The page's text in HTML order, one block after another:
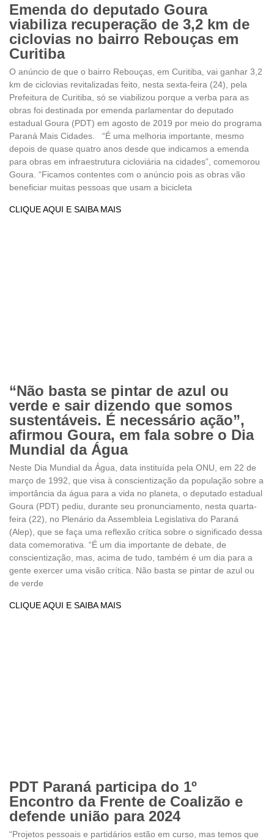
Emenda do deputado Goura
viabiliza recuperação de 3,2 km de
ciclovias no bairro Rebouças em
Curitiba
O anúncio de que o bairro Rebouças, em Curitiba, vai ganhar 3,2
km de ciclovias revitalizadas feito, nesta sexta-feira (24), pela
Prefeitura de Curitiba, só se viabilizou porque a verba para as
obras foi destinada por emenda parlamentar do deputado
estadual Goura (PDT) em agosto de 2019 por meio do programa
Paraná Mais Cidades. “É uma melhoria importante, mesmo
depois de quase quatro anos desde que indicamos a emenda
para obras em infraestrutura cicloviária na cidades”, comemorou
Goura. “Ficamos contentes com o anúncio pois as obras vão
beneficiar muitas pessoas que usam a bicicleta
CLIQUE AQUI E SAIBA MAIS
“Não basta se pintar de azul ou
verde e sair dizendo que somos
sustentáveis. É necessário ação”,
afirmou Goura, em fala sobre o Dia
Mundial da Água
Neste Dia Mundial da Água, data instituída pela ONU, em 22 de
março de 1992, que visa à conscientização da população sobre a
importância da água para a vida no planeta, o deputado estadual
Goura (PDT) pediu, durante seu pronunciamento, nesta quarta-
feira (22), no Plenário da Assembleia Legislativa do Paraná
(Alep), que se faça uma reflexão crítica sobre o significado dessa
data comemorativa. “É um dia importante de debate, de
conscientização, mas, acima de tudo, também é um dia para a
gente exercer uma visão crítica. Não basta se pintar de azul ou
de verde
CLIQUE AQUI E SAIBA MAIS
PDT Paraná participa do 1º
Encontro da Frente de Coalizão e
defende união para 2024
“Projetos pessoais e partidários estão em curso, mas temos que